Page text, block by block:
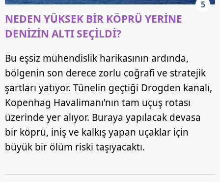
Sitemizde kendimize ve üçüncü kişilere ait çerezler
kullanılmaktadır. Bu çerezler vasıtasıyla çeşitli kişisel
verileriniz işlenmekte olup gerekli olan çerezler bilgi
kullanılmaktadır. Diğer çerezler, sitemizin daha işlevsel
kılınması ve kişiselleştirilmesi ve sizlere yönelik
reklam/pazarlama faaliyetlerinin yapılması, amaçlarıyla
sınırlı olarak açık rızanız dahilinde kullanılacaktır.
Çerezlere ilişkin tercihlerinizi aşağıda yer alan panel
vasıtasıyla belirleyebilirsiniz. Çerezlere ilişkin detaylı bilgi
için Ayarlar butonuna tıklayabilir,
Çerez Bilgilendirme
Metnimiziziyaret edebilirsiniz.
6698 sayılı Kişisel Verilerin Korunması Kanunu uyarınca
5
NEDEN YÜKSEK BİR KÖPRÜ YERİNE
DENİZİN ALTI SEÇİLDİ?
Bu eşsiz mühendislik harikasının ardında,
bölgenin son derece zorlu coğrafi ve stratejik
şartları yatıyor. Tünelin geçtiği Drogden kanalı,
Kopenhag Havalimanı'nın tam uçuş rotası
üzerinde yer alıyor. Buraya yapılacak devasa
bir köprü, iniş ve kalkış yapan uçaklar için
büyük bir ölüm riski taşıyacaktı.